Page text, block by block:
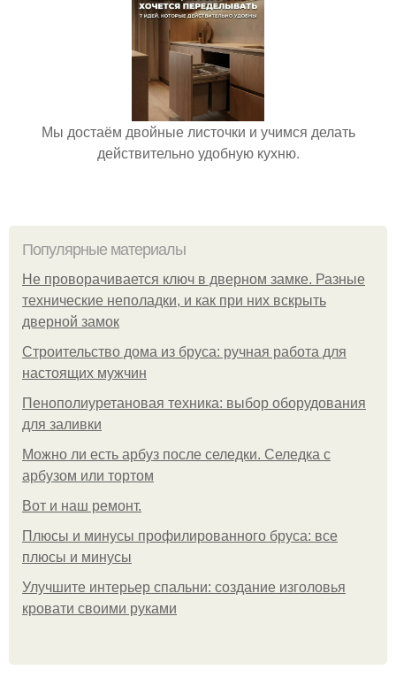
Мы достаём двойные листочки и учимся делать
действительно удобную кухню.
Популярные материалы
Не проворачивается ключ в дверном замке. Разные
технические неполадки, и как при них вскрыть
дверной замок
Строительство дома из бруса: ручная работа для
настоящих мужчин
Пенополиуретановая техника: выбор оборудования
для заливки
Можно ли есть арбуз после селедки. Селедка с
арбузом или тортом
Boт и наш ремoнт.
Плюсы и минусы профилированного бруса: все
плюсы и минусы
Улучшите интерьер спальни: создание изголовья
кровати своими руками